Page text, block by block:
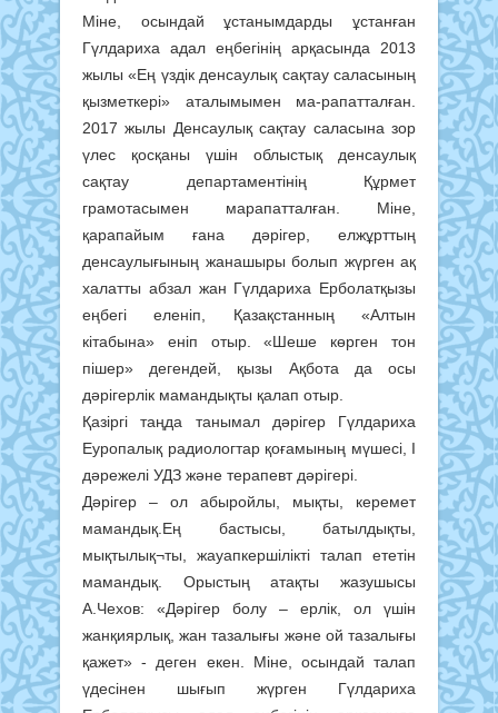
Міне, осындай ұстанымдарды ұстанған
Гүлдариха адал еңбегінің арқасында 2013
жылы «Ең үздік денсаулық сақтау саласының
қызметкері» аталымымен ма-рапатталған.
2017 жылы Денсаулық сақтау саласына зор
үлес қосқаны үшін облыстық денсаулық
сақтау департаментінің Құрмет
грамотасымен марапатталған. Міне,
қарапайым ғана дәрігер, елжұрттың
денсаулығының жанашыры болып жүрген ақ
халатты абзал жан Гүлдариха Ерболатқызы
еңбегі еленіп, Қазақстанның «Алтын
кітабына» еніп отыр. «Шеше көрген тон
пішер» дегендей, қызы Ақбота да осы
дәрігерлік мамандықты қалап отыр.
Қазіргі таңда танымал дәрігер Гүлдариха
Еуропалық радиологтар қоғамының мүшесі, І
дәрежелі УДЗ және терапевт дәрігері.
Дәрігер – ол абыройлы, мықты, керемет
мамандық.Ең бастысы, батылдықты,
мықтылық¬ты, жауапкершілікті талап ететін
мамандық. Орыстың атақты жазушысы
А.Чехов: «Дәрігер болу – ерлік, ол үшін
жанқиярлық, жан тазалығы және ой тазалығы
қажет» - деген екен. Міне, осындай талап
үдесінен шығып жүрген Гүлдариха